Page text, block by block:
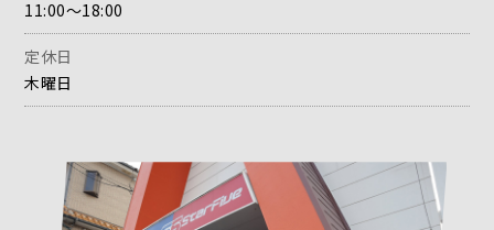
11:00〜18:00
定休日
木曜日